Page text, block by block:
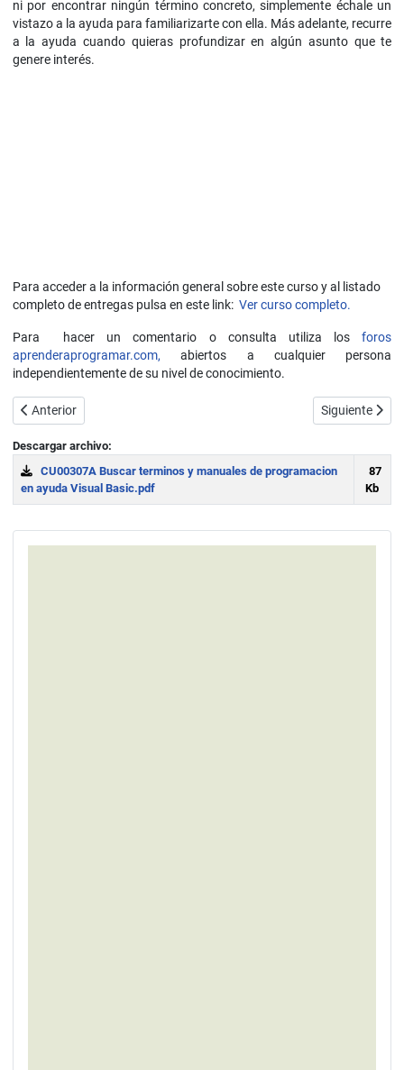
ni por encontrar ningún término concreto, simplemente échale un
vistazo a la ayuda para familiarizarte con ella. Más adelante, recurre
a la ayuda cuando quieras profundizar en algún asunto que te
genere interés.
Para acceder a la información general sobre este curso y al listado
completo de entregas pulsa en este link: Ver curso completo.
Para hacer un comentario o consulta utiliza losforos
aprenderaprogramar.com, abiertos a cualquier persona
independientemente de su nivel de conocimiento.
Artículo anterior: La ayuda y referencia de Visual Basic:
Anterior Artículo
Siguiente
Descargar archivo:
CU00307A Buscar terminos y manuales de programacion
en ayuda Visual Basic.pdf
87
Kb